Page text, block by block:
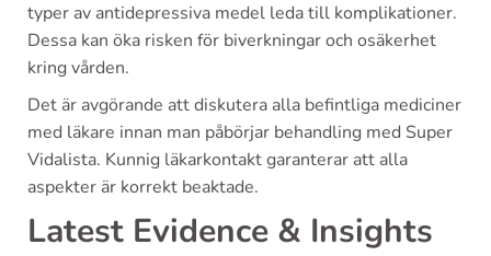
typer av antidepressiva medel leda till komplikationer.
Dessa kan öka risken för biverkningar och osäkerhet
kring vården.
Det är avgörande att diskutera alla befintliga mediciner
med läkare innan man påbörjar behandling med Super
Vidalista. Kunnig läkarkontakt garanterar att alla
aspekter är korrekt beaktade.
Latest Evidence & Insights